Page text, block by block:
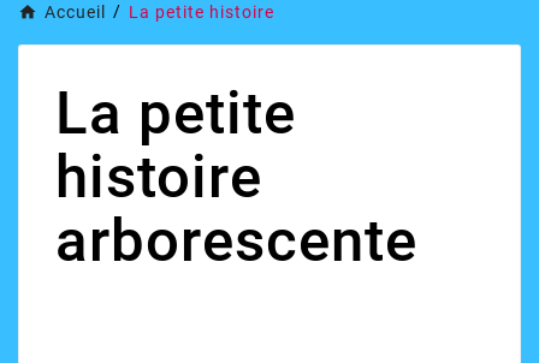
Accueil La petite histoire
La petite
histoire
arborescente